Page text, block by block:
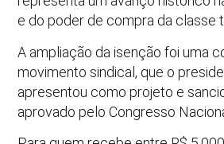
e do poder de compra da classe
A ampliação da isenção foi uma
movimento sindical, que o
apresentou como projeto e
aprovado pelo Congresso